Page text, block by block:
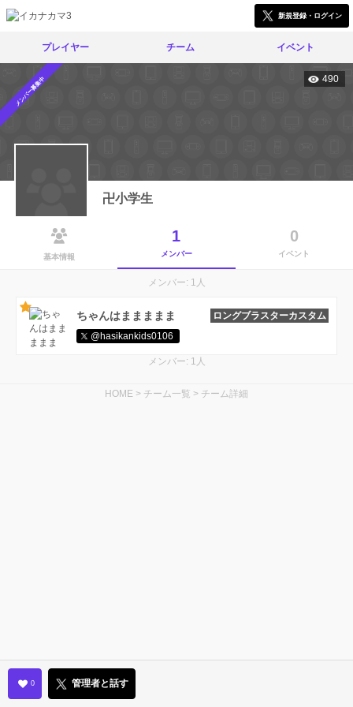
新規登録・ログイン
プレイヤー チーム イベント
メンバー募集中 490
卍小学生
基本情報
1
メンバー
0
イベント
メンバー: 1人
ちゃんはままままま
ロングブラスターカスタム
@hasikankids0106
メンバー: 1人
HOME > チーム一覧 > チーム詳細
0 管理者と話す